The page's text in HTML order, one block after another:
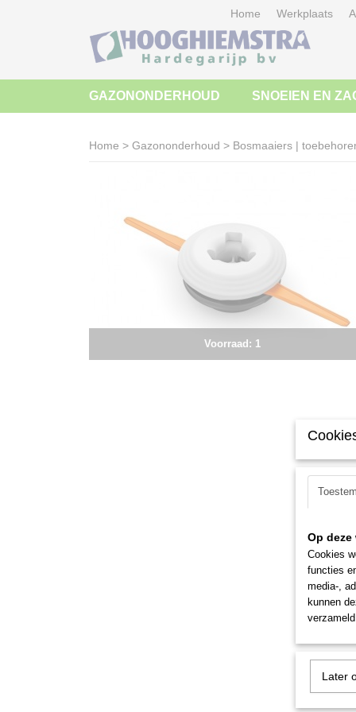
Home Werkplaats
GAZONONDERHOUD SNOEIEN EN
Home > Gazononderhoud > Bosmaaiers |
Voorraad: 1
Op
Cookies
functies
media-,
kunnen
Later